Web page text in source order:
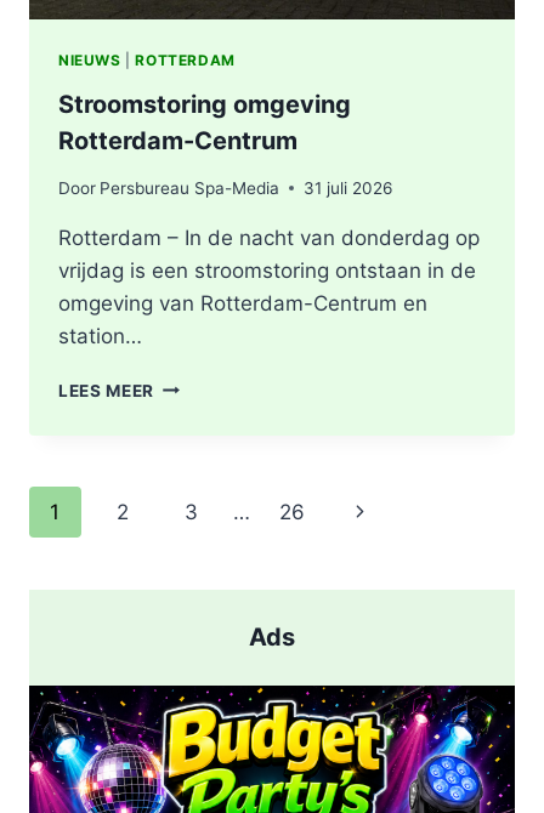
NIEUWS |ROTTERDAM
Stroomstoring omgeving
Rotterdam-Centrum
Door Persbureau Spa-Media 31 juli 2026
Rotterdam – In de nacht van donderdag op
vrijdag is een stroomstoring ontstaan in de
omgeving van Rotterdam-Centrum en
station…
LEES MEER STROOMSTORING
Paginanavigatie
1 2 3 … 26
Volgende
Ads